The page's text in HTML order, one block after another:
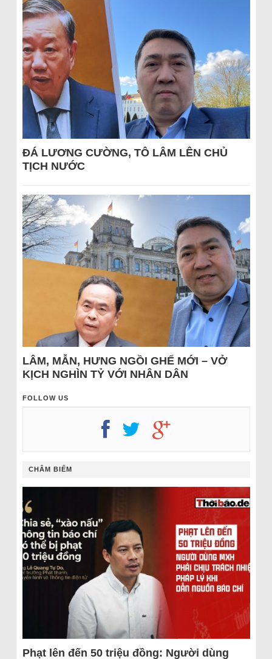
ĐÁ LƯƠNG CƯỜNG, TÔ LÂM LÊN CHỦ
TỊCH NƯỚC
LÂM, MẪN, HƯNG NGỒI GHẾ MỚI – VỞ
KỊCH NGHÌN TỶ VỚI NHÂN DÂN
FOLLOW US
CHÂM BIẾM
Phạt lên đến 50 triệu đồng: Người dùng